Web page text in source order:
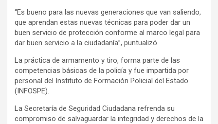
“Es bueno para las nuevas generaciones que van saliendo,
que aprendan estas nuevas técnicas para poder dar un
buen servicio de protección conforme al marco legal para
dar buen servicio a la ciudadanía”, puntualizó.
La práctica de armamento y tiro, forma parte de las
competencias básicas de la policía y fue impartida por
personal del Instituto de Formación Policial del Estado
(INFOSPE).
La Secretaría de Seguridad Ciudadana refrenda su
compromiso de salvaguardar la integridad y derechos de la